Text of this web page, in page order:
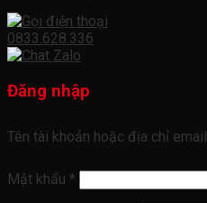
0833.628.336
Đăng nhập
Tên tài khoản hoặc địa chỉ email
Mật khẩu *